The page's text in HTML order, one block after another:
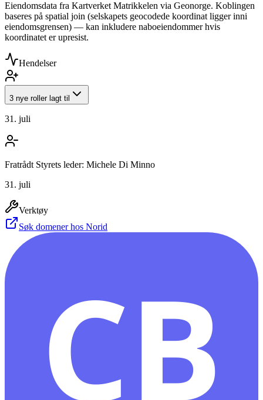
Eiendomsdata fra Kartverket Matrikkelen via Geonorge. Koblingen
baseres på spatial join (selskapets geocodede koordinat ligger inni
eiendomsgrensen) — kan inkludere naboeiendommer hvis
koordinatet er upresist.
Hendelser
3 nye roller lagt til
31. juli
Fratrådt Styrets leder: Michele Di Minno
31. juli
Verktøy
Søk domener hos Norid
CB